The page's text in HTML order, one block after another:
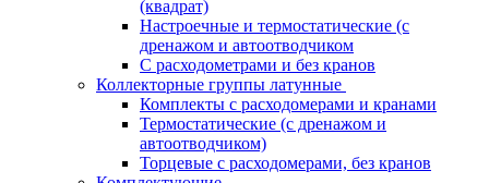
(квадрат)
Настроечные и термостатические (с
дренажом и автоотводчиком
С расходометрами и без кранов
Коллекторные группы латунные
Комплекты с расходомерами и кранами
Термостатические (с дренажом и
автоотводчиком)
Торцевые с расходомерами, без кранов